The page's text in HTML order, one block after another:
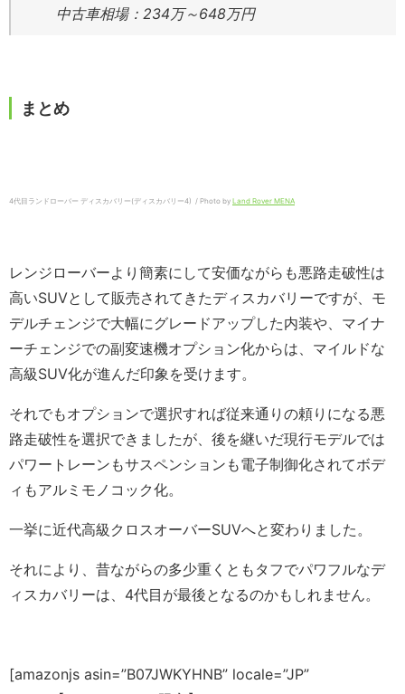
中古車相場：234万～648万円
まとめ
4代目ランドローバー ディスカバリー(ディスカバリー4) / Photo by Land Rover MENA
レンジローバーより簡素にして安価ながらも悪路走破性は
高いSUVとして販売されてきたディスカバリーですが、モ
デルチェンジで大幅にグレードアップした内装や、マイナ
ーチェンジでの副変速機オプション化からは、マイルドな
高級SUV化が進んだ印象を受けます。
それでもオプションで選択すれば従来通りの頼りになる悪
路走破性を選択できましたが、後を継いだ現行モデルでは
パワートレーンもサスペンションも電子制御化されてボデ
ィもアルミモノコック化。
一挙に近代高級クロスオーバーSUVへと変わりました。
それにより、昔ながらの多少重くともタフでパワフルなデ
ィスカバリーは、4代目が最後となるのかもしれません。
[amazonjs asin=”B07JWKYHNB” locale=”JP”